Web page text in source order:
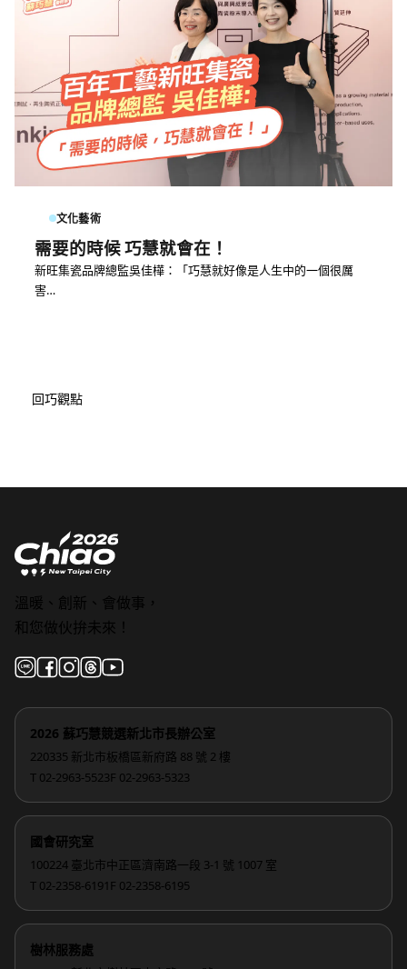
文化藝術
需要的時候 巧慧就會在！
新旺集瓷品牌總監吳佳樺：「巧慧就好像是人生中的一個很厲
害…
回巧觀點
溫暖、創新、會做事，
和您做伙拚未來！
2026 蘇巧慧競選新北市長辦公室
220335 新北市板橋區新府路 88 號 2 樓
T 02-2963-5523F 02-2963-5323
國會研究室
100224 臺北市中正區濟南路一段 3-1 號 1007 室
T 02-2358-6191 F 02-2358-6195
樹林服務處